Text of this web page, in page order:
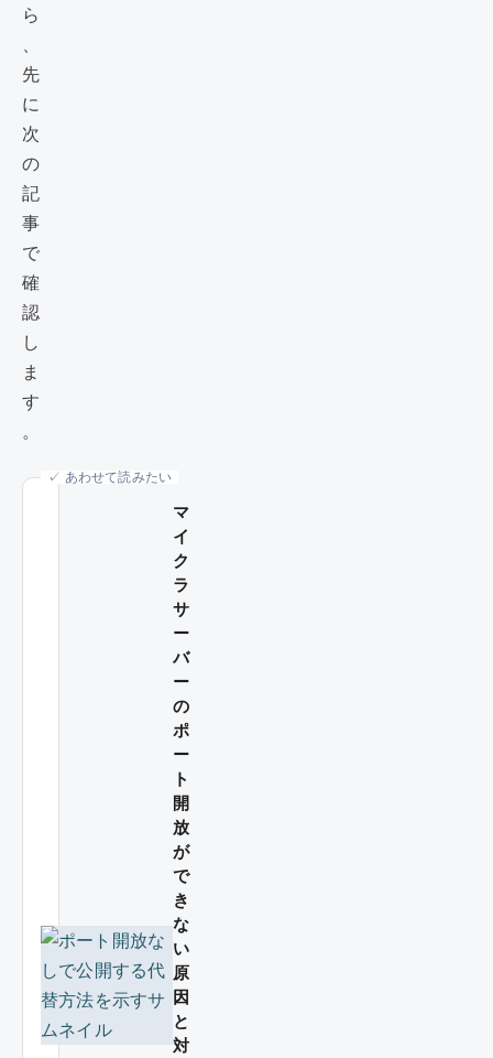
ら
、
先
に
次
の
記
事
で
確
認
し
ま
す
。
✓ あわせて読みたい
マ
イ
ク
ラ
サ
ー
バ
ー
の
ポ
ー
ト
開
放
が
で
き
な
い
原
因
と
対